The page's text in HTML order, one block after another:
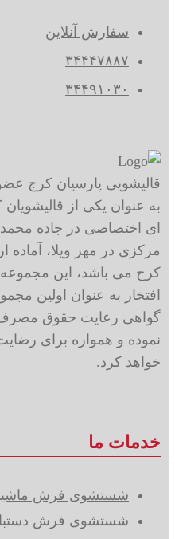
سفارش آنلاین
۳۴۴۴۷۸۸۷
۳۴۴۹۱۰۳۰
قالیشویی پارسیان کرج
به عنوان یکی از
ای اختصاصی در جاده
مرکزی در مهر ویلا، آماده
افتخار به عنوان اولین
گواهی رعایت حقوق مصرف
نموده و همواره برای
خواهد کرد.
خدمات ما
شستشوی فرش
شستشوی فرش